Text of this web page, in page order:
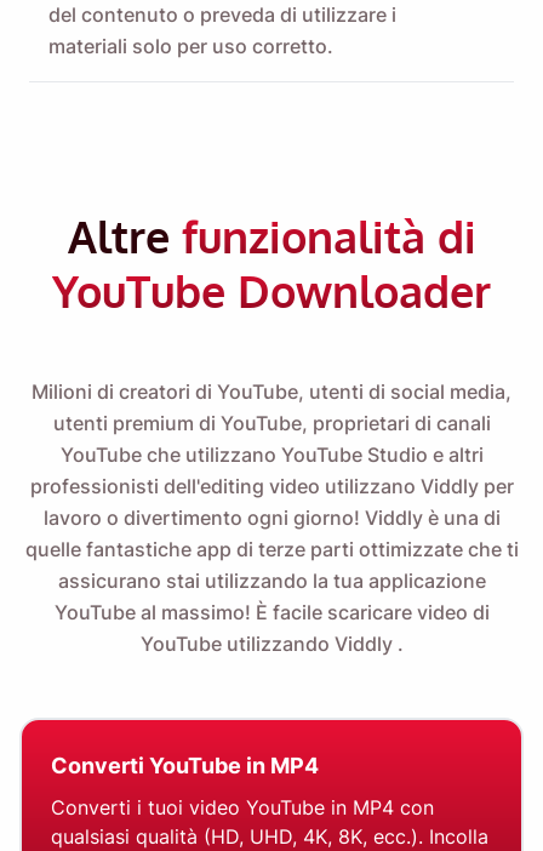
del contenuto o preveda di utilizzare i
materiali solo per uso corretto.
Altre funzionalità di
YouTube Downloader
Milioni di creatori di YouTube, utenti di social media,
utenti premium di YouTube, proprietari di canali
YouTube che utilizzano YouTube Studio e altri
professionisti dell'editing video utilizzano Viddly per
lavoro o divertimento ogni giorno! Viddly è una di
quelle fantastiche app di terze parti ottimizzate che ti
assicurano stai utilizzando la tua applicazione
YouTube al massimo! È facile scaricare video di
YouTube utilizzando Viddly.
Converti YouTube in MP4
Converti i tuoi video YouTube in MP4 con
qualsiasi qualità (HD, UHD, 4K, 8K, ecc.). Incolla